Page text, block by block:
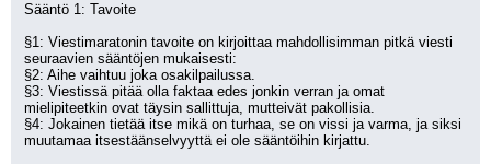
Sääntö 1: Tavoite
§1: Viestimaratonin tavoite on kirjoittaa mahdollisimman pitkä viesti
seuraavien sääntöjen mukaisesti:
§2: Aihe vaihtuu joka osakilpailussa.
§3: Viestissä pitää olla faktaa edes jonkin verran ja omat
mielipiteetkin ovat täysin sallittuja, mutteivät pakollisia.
§4: Jokainen tietää itse mikä on turhaa, se on vissi ja varma, ja siksi
muutamaa itsestäänselvyyttä ei ole sääntöihin kirjattu.